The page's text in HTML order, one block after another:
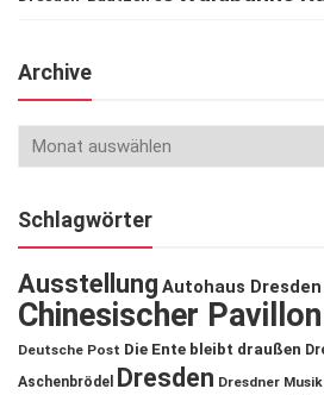
Archive
Schlagwörter
Ausstellung Autohaus Dresden
Chinesischer
Deutsche Post Die Ente bleibt draußen
Aschenbrödel
Dresden Dresdner